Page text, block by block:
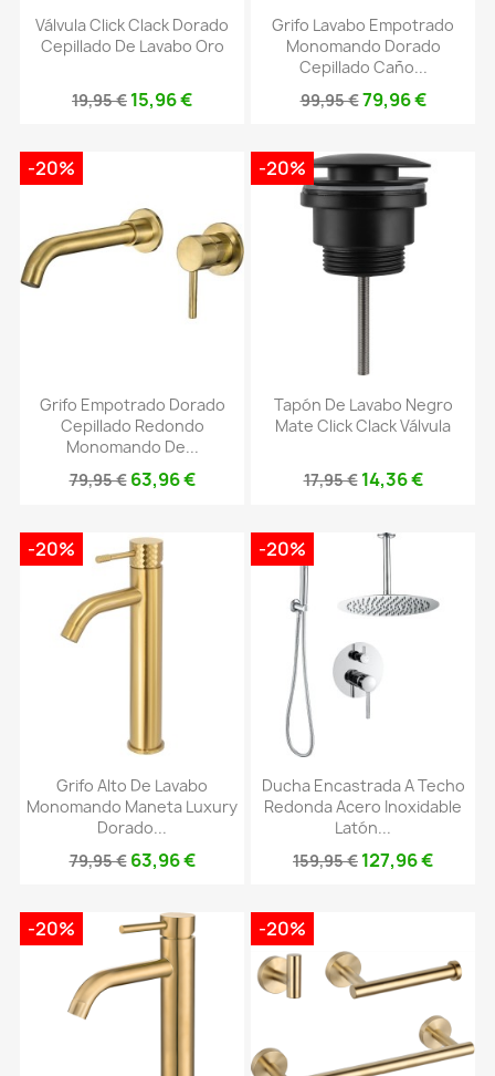
Válvula Click Clack Dorado
Cepillado De Lavabo Oro
19,95 € 15,96 €
Grifo Lavabo Empotrado
Monomando Dorado
Cepillado Caño...
99,95 €79,96 €
Grifo Empotrado Dorado
Cepillado Redondo
Monomando De...
79,95 € 63,96 €
-20%
Tapón De Lavabo Negro
Mate Click Clack Válvula
17,95 € 14,36 €
-20%
Grifo Alto De Lavabo
Monomando Maneta Luxury
Dorado...
79,95 € 63,96 €
-20%
Ducha Encastrada A Techo
Redonda Acero Inoxidable
Latón...
159,95 € 127,96 €
-20%
-20% -20%